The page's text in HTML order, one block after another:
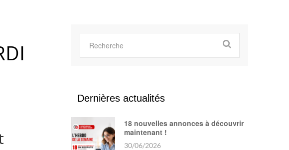
Dernières actualités
18 nouvelles annonces à découvrir
maintenant !
30/06/2026